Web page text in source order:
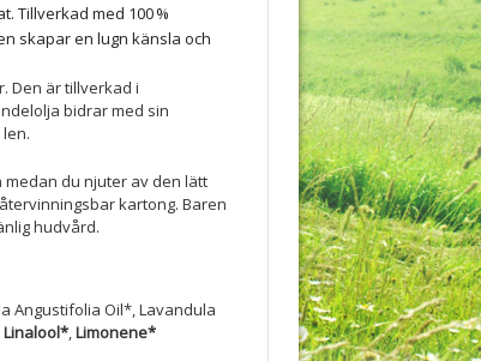
Tillverkad med 100 %
skapar en lugn känsla och
Den är tillverkad i
bidrar med sin
du njuter av den lätt
kartong. Baren
hudvård.
Angustifolia Oil*, Lavandula
Linalool*,Limonene*